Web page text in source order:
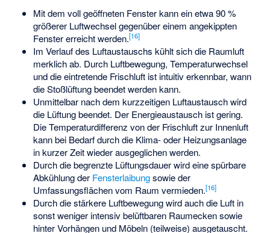
Mit dem voll geöffneten Fenster kann ein etwa 90 %
größerer Luftwechsel gegenüber einem angekippten
Fenster erreicht werden.[16]
Im Verlauf des Luftaustauschs kühlt sich die Raumluft
merklich ab. Durch Luftbewegung, Temperaturwechsel
und die eintretende Frischluft ist intuitiv erkennbar, wann
die Stoßlüftung beendet werden kann.
Unmittelbar nach dem kurzzeitigen Luftaustausch wird
die Lüftung beendet. Der Energieaustausch ist gering.
Die Temperaturdifferenz von der Frischluft zur Innenluft
kann bei Bedarf durch die Klima- oder Heizungsanlage
in kurzer Zeit wieder ausgeglichen werden.
Durch die begrenzte Lüftungsdauer wird eine spürbare
Abkühlung der Fensterlaibungsowie der
Umfassungsflächen vom Raum vermieden.[16]
Durch die stärkere Luftbewegung wird auch die Luft in
sonst weniger intensiv belüftbaren Raumecken sowie
hinter Vorhängen und Möbeln (teilweise) ausgetauscht.